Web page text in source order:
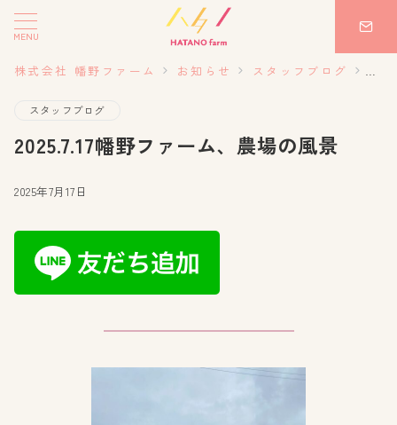
MENU
株式会社 幡野ファーム お知らせ スタッフブログ
スタッフブログ
2025.7.17幡野ファーム、農場の風景
2025年7月17日